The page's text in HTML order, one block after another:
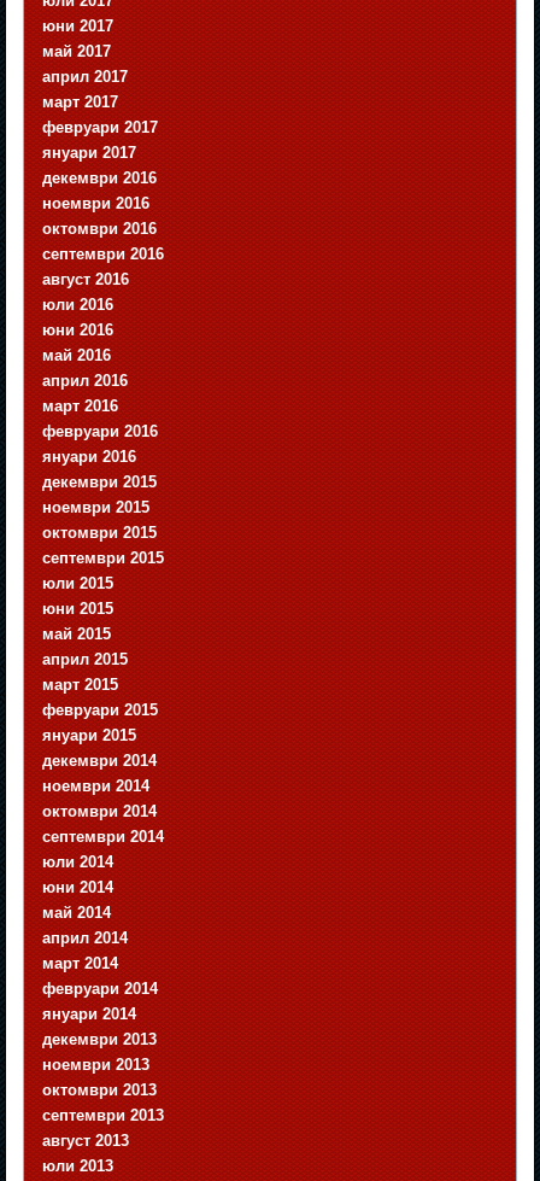
юни 2017
май 2017
април 2017
март 2017
февруари 2017
януари 2017
декември 2016
ноември 2016
октомври 2016
септември 2016
август 2016
юли 2016
юни 2016
май 2016
април 2016
март 2016
февруари 2016
януари 2016
декември 2015
ноември 2015
октомври 2015
септември 2015
юли 2015
юни 2015
май 2015
април 2015
март 2015
февруари 2015
януари 2015
декември 2014
ноември 2014
октомври 2014
септември 2014
юли 2014
юни 2014
май 2014
април 2014
март 2014
февруари 2014
януари 2014
декември 2013
ноември 2013
октомври 2013
септември 2013
август 2013
юли 2013